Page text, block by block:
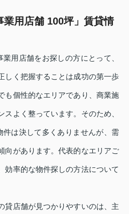
業用店舗 100坪」賃貸情
用店舗をお探しの方にとって、
しく把握することは成功の第一歩
も個性的なエリアであり、商業施
よく整っています。そのため、
件は決して多くありませんが、需
向があります。代表的なエリアご
効率的な物件探しの方法について
貸店舗が見つかりやすいのは、主